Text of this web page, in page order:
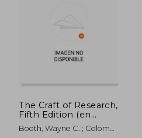
The Craft of Research,
Fifth Edition (en
Inglés)
Booth, Wayne C. ; Colomb,